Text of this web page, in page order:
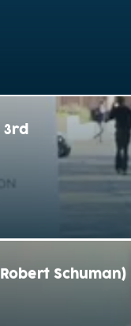
3rd
Schuman)